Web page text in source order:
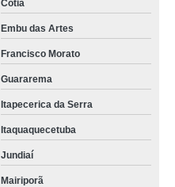
Cotia
Embu das Artes
Francisco Morato
Guararema
Itapecerica da Serra
Itaquaquecetuba
Jundiaí
Mairiporã